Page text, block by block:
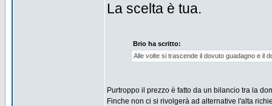
La scelta è tua.
Brio ha scritto:
Alle volte si trascende il dovuto guadagno e il
Purtroppo il prezzo è fatto da un bilancio tra la
Finche non ci si rivolgerà ad alternative l'alta